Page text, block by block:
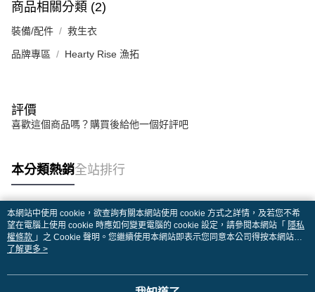
商品相關分類 (2)
裝備/配件 救生衣
品牌專區 Hearty Rise 漁拓
評價
喜歡這個商品嗎？購買後給他一個好評吧
本分類熱銷全站排行
熱門標籤
本網站中使用 cookie，欲查詢有關本網站使用 cookie 方式之詳情，及若您不希
望在電腦上使用 cookie 時應如何變更電腦的 cookie 設定，請參閱本網站「 隱私
權條款 」之 Cookie 聲明。您繼續使用本網站即表示您同意本公司得按本網站使
用條款之 Cookie 聲明使用 cookie。
了解更多 >